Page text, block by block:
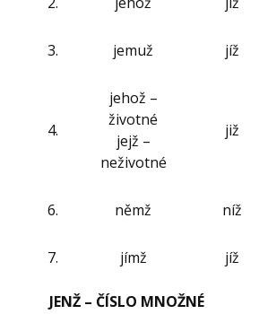
3. jemuž jíž
4.
jehož –
životné
jejž –
neživotné
již
6. němž níž
7. jímž jíž
JENŽ – ČÍSLO MNOŽNÉ